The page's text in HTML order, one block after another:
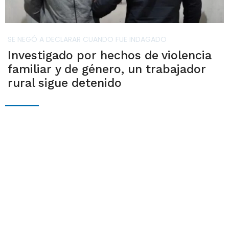
SE NEGÓ A DECLARAR CUANDO FUE INDAGADO
Investigado por hechos de violencia
familiar y de género, un trabajador
rural sigue detenido